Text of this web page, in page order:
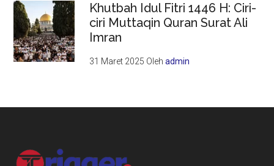
Khutbah Idul Fitri 1446 H: Ciri-
ciri Muttaqin Quran Surat Ali
Imran
31 Maret 2025 Olehadmin
Footer